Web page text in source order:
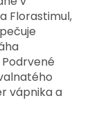
Florastimul,
vápnika a